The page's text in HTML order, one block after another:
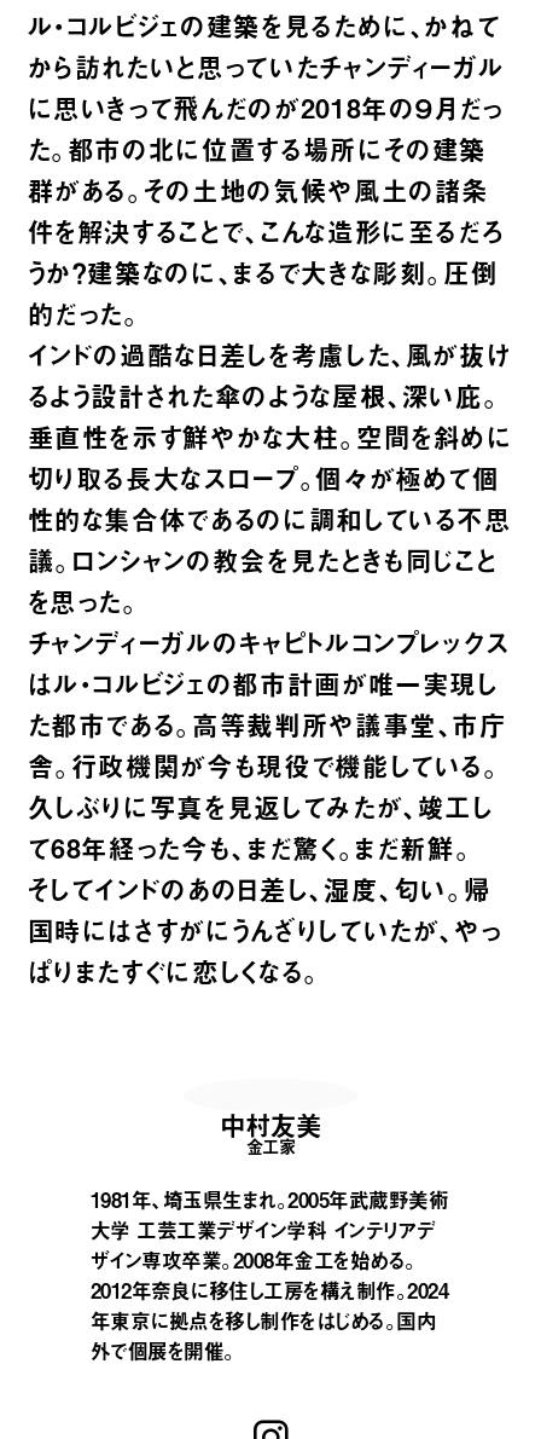
ル・コルビジェの建築を見るために、かねて
から訪れたいと思っていたチャンディーガル
に思いきって飛んだのが2018年の９月だっ
た。都市の北に位置する場所にその建築
群がある。その土地の気候や風土の諸条
件を解決することで、こんな造形に至るだろ
うか？建築なのに、まるで大きな彫刻。圧倒
的だった。
インドの過酷な日差しを考慮した、風が抜け
るよう設計された傘のような屋根、深い庇。
垂直性を示す鮮やかな大柱。空間を斜めに
切り取る長大なスロープ。個々が極めて個
性的な集合体であるのに調和している不思
議。ロンシャンの教会を見たときも同じこと
を思った。
チャンディーガルのキャピトルコンプレックス
はル・コルビジェの都市計画が唯一実現し
た都市である。高等裁判所や議事堂、市庁
舎。行政機関が今も現役で機能している。
久しぶりに写真を見返してみたが、竣工し
て68年経った今も、まだ驚く。まだ新鮮。
そしてインドのあの日差し、湿度、匂い。帰
国時にはさすがにうんざりしていたが、やっ
ぱりまたすぐに恋しくなる。
中村友美
金工家
1981年、埼玉県生まれ。2005年武蔵野美術
大学 工芸工業デザイン学科 インテリアデ
ザイン専攻卒業。2008年金工を始める。
2012年奈良に移住し工房を構え制作。2024
年東京に拠点を移し制作をはじめる。国内
外で個展を開催。